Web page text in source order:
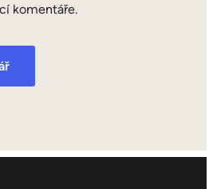
komentáře.